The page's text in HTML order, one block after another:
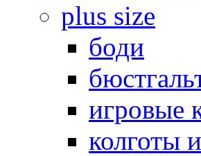
plus size
боди
игровые
колготы